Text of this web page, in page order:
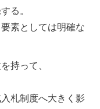
る。
素としては明確な
持って、
札制度へ大きく影